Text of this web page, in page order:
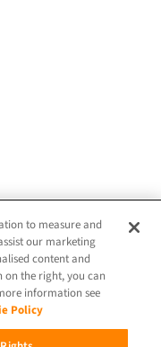
to measure and
our marketing
content and
on the right, you can
information see
Policy